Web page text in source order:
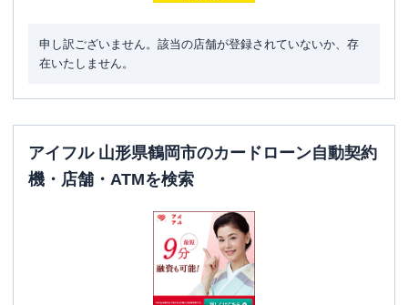
申し訳ございません。該当の店舗が登録されていないか、存
在いたしません。
アイフル 山形県鶴岡市のカードローン自動契約
機・店舗・ATMを検索